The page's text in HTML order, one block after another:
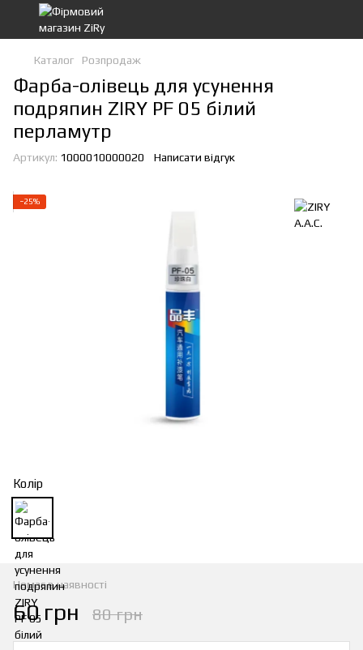
Каталог Розпродаж
Фарба-олівець для усунення
подряпин ZIRY PF 05 білий
перламутр
Артикул: 1000010000020 Написати відгук
−25%
Колір
Немає в наявності
60 грн 80 грн